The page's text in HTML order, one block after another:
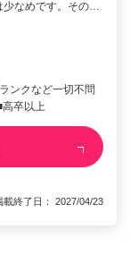
少なめです。その…
ンクなど一切不問
卒以上
終了日： 2027/04/23